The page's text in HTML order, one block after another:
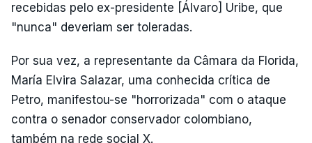
recebidas pelo ex-presidente [Álvaro] Uribe, que
"nunca" deveriam ser toleradas.
Por sua vez, a representante da Câmara da Florida,
María Elvira Salazar, uma conhecida crítica de
Petro, manifestou-se "horrorizada" com o ataque
contra o senador conservador colombiano,
também na rede social X.